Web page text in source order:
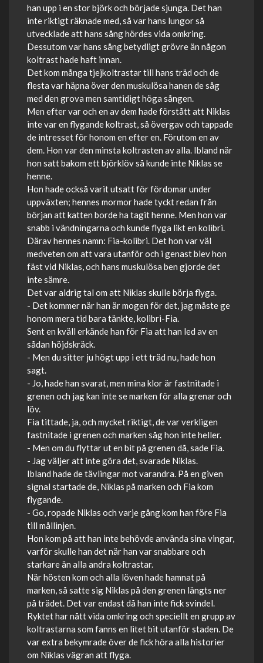
han upp i en stor björk och började sjunga. Det han
inte riktigt räknade med, så var hans lungor så
utvecklade att hans sång hördes vida omkring.
Dessutom var hans sång betydligt grövre än någon
koltrast hade haft innan.
Det kom många tjejkoltrastar till hans träd och de
flesta var häpna över den muskulösa hanen de såg
med den grova men samtidigt höga sången.
Men efter var och en av dem hade förstått att Niklas
inte var en flygande koltrast, så övergav och tappade
de intresset för honom en efter en. Förutom en av
dem. Hon var den minsta koltrasten av alla. Ibland när
hon satt bakom ett björklöv så kunde inte Niklas se
henne.
Hon hade också varit utsatt för fördomar under
uppväxten; hennes mormor hade tyckt redan från
början att katten borde ha tagit henne. Men hon var
snabb i vändningarna och kunde flyga likt en kolibri.
Därav hennes namn: Fia-kolibri. Det hon var väl
medveten om att vara utanför och i genast blev hon
fäst vid Niklas, och hans muskulösa ben gjorde det
inte sämre.
Det var aldrig tal om att Niklas skulle börja flyga.
- Det kommer när han är mogen för det, jag måste ge
honom mera tid bara tänkte, kolibri-Fia.
Sent en kväll erkände han för Fia att han led av en
sådan höjdskräck.
- Men du sitter ju högt upp i ett träd nu, hade hon
sagt.
- Jo, hade han svarat, men mina klor är fastnitade i
grenen och jag kan inte se marken för alla grenar och
löv.
Fia tittade, ja, och mycket riktigt, de var verkligen
fastnitade i grenen och marken såg hon inte heller.
- Men om du flyttar ut en bit på grenen då, sade Fia.
- Jag väljer att inte göra det, svarade Niklas.
Ibland hade de tävlingar mot varandra. På en given
signal startade de, Niklas på marken och Fia kom
flygande.
- Go, ropade Niklas och varje gång kom han före Fia
till mållinjen.
Hon kom på att han inte behövde använda sina vingar,
varför skulle han det när han var snabbare och
starkare än alla andra koltrastar.
När hösten kom och alla löven hade hamnat på
marken, så satte sig Niklas på den grenen längts ner
på trädet. Det var endast då han inte fick svindel.
Ryktet har nått vida omkring och speciellt en grupp av
koltrastarna som fanns en litet bit utanför staden. De
var extra bekymrade över de fick höra alla historier
om Niklas vägran att flyga.